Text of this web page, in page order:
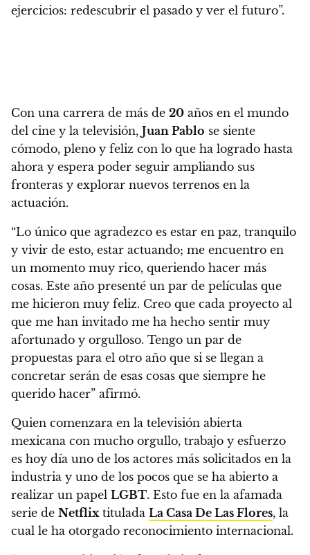
ejercicios: redescubrir el pasado y ver el futuro”.
Con una carrera de más de 20 años en el mundo
del cine y la televisión, Juan Pablo se siente
cómodo, pleno y feliz con lo que ha logrado hasta
ahora y espera poder seguir ampliando sus
fronteras y explorar nuevos terrenos en la
actuación.
“Lo único que agradezco es estar en paz, tranquilo
y vivir de esto, estar actuando; me encuentro en
un momento muy rico, queriendo hacer más
cosas. Este año presenté un par de películas que
me hicieron muy feliz. Creo que cada proyecto al
que me han invitado me ha hecho sentir muy
afortunado y orgulloso. Tengo un par de
propuestas para el otro año que si se llegan a
concretar serán de esas cosas que siempre he
querido hacer” afirmó.
Quien comenzara en la televisión abierta
mexicana con mucho orgullo, trabajo y esfuerzo
es hoy día uno de los actores más solicitados en la
industria y uno de los pocos que se ha abierto a
realizar un papel LGBT. Esto fue en la afamada
serie de Netflix titulada La Casa De Las Flores, la
cual le ha otorgado reconocimiento internacional.